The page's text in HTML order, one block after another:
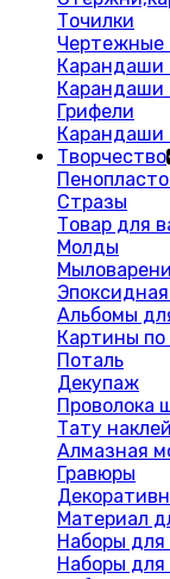
Точилки
Чертежные
Карандаши
Карандаши
Грифели
Карандаши
Творчество
Стразы
Товар для
Молды
Альбомы
Картины
Поталь
Декупаж
Проволока
Тату
Алмазная
Гравюры
Материал
Наборы для
Наборы для